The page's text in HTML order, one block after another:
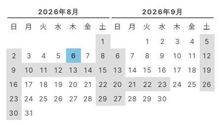
2026年8月
日 月 火 水 木 金 土
1
2
3 4 5 6 7
8
9
10 11 12 13 14
15
16
17 18 19 20 21
22
23
24 25 26 27 28
29
30
31
2026年9月
日 月 火 水 木 金 土
1 2 3 4
5
6
7 8 9 10 11
12
13
14 15 16 17 18
19
20
21 22 23 24 25
26
27
28 29 30